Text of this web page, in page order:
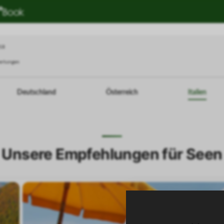
Deutschland Österreich Italien
Unsere Empfehlungen für Seen